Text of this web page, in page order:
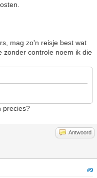
mag zo'n reisje best wat
zonder controle noem ik die
precies?
Antwoord
#9